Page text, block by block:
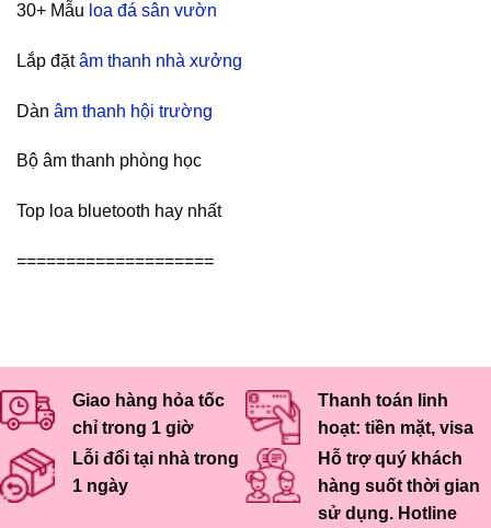
30+ Mẫu loa đá sân vườn
Lắp đặtâm thanh nhà xưởng
Dàn âm thanh hội trường
Bộ âm thanh phòng học
Top loa bluetooth hay nhất
====================
Giao hàng hỏa tốc
chỉ trong 1 giờ
Thanh toán linh
hoạt: tiền mặt, visa
Lỗi đổi tại nhà trong
1 ngày
Hỗ trợ quý khách
hàng suốt thời gian
sử dụng. Hotline